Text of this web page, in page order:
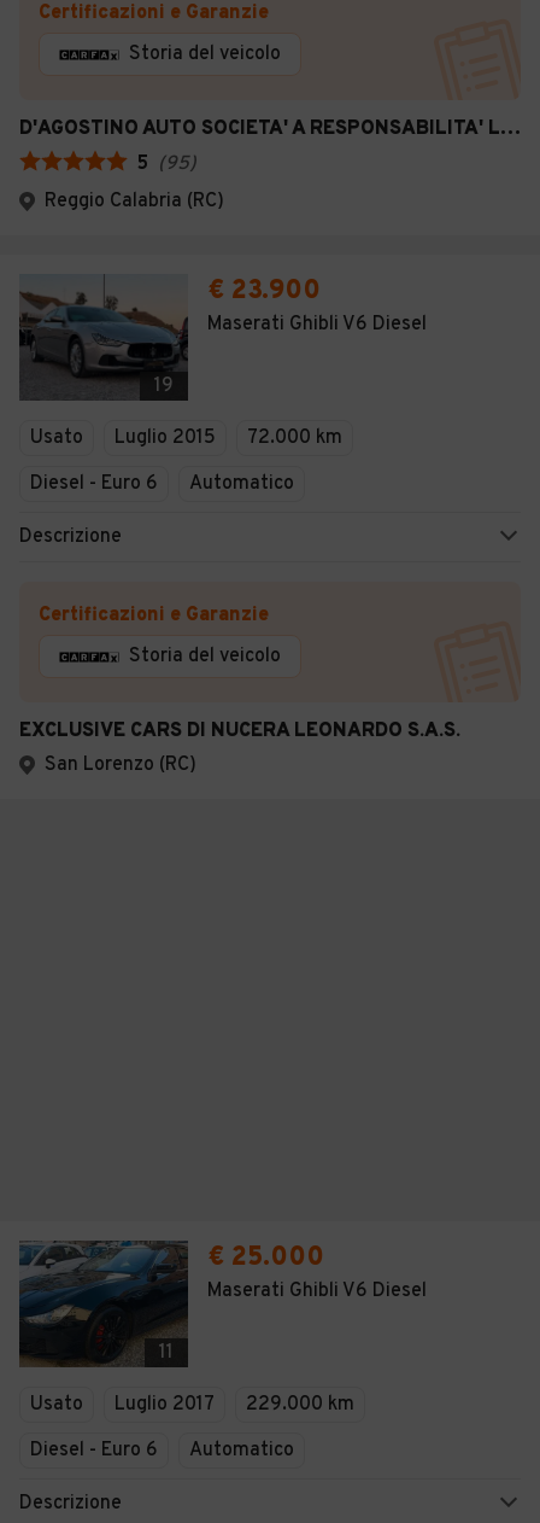
Certificazioni e Garanzie
Storia del veicolo
D'AGOSTINO AUTO SOCIETA' A RESPONSABILITA' LIMITATA SEMPLIFICATA
5 (95)
Reggio Calabria (RC)
19
€ 23.900
Maserati Ghibli V6 Diesel
Usato Luglio 2015
72.000 km
Diesel - Euro 6
Automatico
Descrizione
Certificazioni e Garanzie
Storia del veicolo
EXCLUSIVE CARS DI NUCERA LEONARDO S.A.S.
San Lorenzo (RC)
11
€ 25.000
Maserati Ghibli V6 Diesel
Usato Luglio 2017
229.000 km
Diesel - Euro 6
Automatico
Descrizione